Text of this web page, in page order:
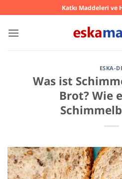
Inhalt
springen
Katkı Maddeleri ve
ESKA-
Was ist
Brot? Wie